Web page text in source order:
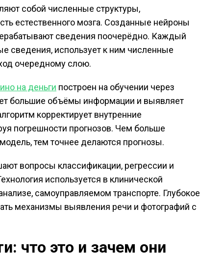
собой численные структуры,
естественного мозга. Созданные нейроны
сведения поочерёдно. Каждый
сведения, использует к ним численные
очередному слою.
на деньги построен на обучении через
большие объёмы информации и выявляет
корректирует внутренние
погрешности прогнозов. Чем больше
тем точнее делаются прогнозы.
вопросы классификации, регрессии и
используется в клинической
самоуправляемом транспорте. Глубокое
механизмы выявления речи и фотографий с
что это и зачем они